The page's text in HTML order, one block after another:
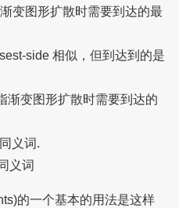
变图形扩散时需要到达的最
side 相似，但到达到的是
渐变图形扩散时需要到达的
义词.
义词
的一个基本的用法是这样